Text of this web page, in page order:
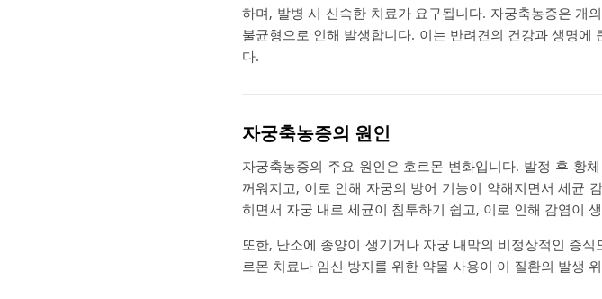
하며, 발병 시 신속한 치료가 요구됩니다. 자궁축농증은 개
불균형으로 인해 발생합니다. 이는 반려견의 건강과 생명
다.
자궁축농증의 원인
자궁축농증의 주요 원인은 호르몬 변화입니다. 발정 후 황
꺼워지고, 이로 인해 자궁의 방어 기능이 약해지면서 세균
히면서 자궁 내로 세균이 침투하기 쉽고, 이로 인해 감염이
또한, 난소에 종양이 생기거나 자궁 내막의 비정상적인 증
르몬 치료나 임신 방지를 위한 약물 사용이 이 질환의 발생